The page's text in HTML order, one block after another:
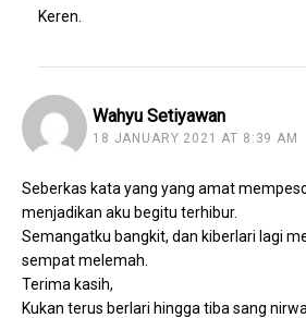
Keren.
Wahyu Setiyawan
18 JANUARY 2021 AT 8:39 AM
Seberkas kata yang yang amat
menjadikan aku begitu terhibur.
Semangatku bangkit, dan kiberlari lagi
sempat melemah.
Terima kasih,
Kukan terus berlari hingga tiba sang